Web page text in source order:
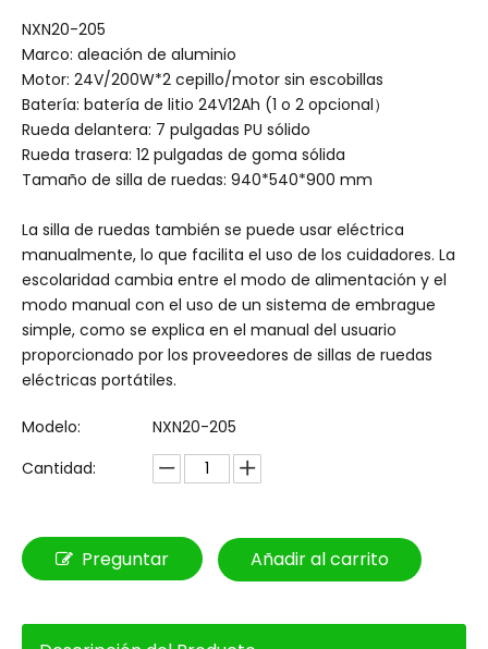
NXN20-205
Marco: aleación de aluminio
Motor: 24V/200W*2 cepillo/motor sin escobillas
Batería: batería de litio 24V12Ah (1 o 2 opcional）
Rueda delantera: 7 pulgadas PU sólido
Rueda trasera: 12 pulgadas de goma sólida
Tamaño de silla de ruedas: 940*540*900 mm
La silla de ruedas también se puede usar eléctrica
manualmente, lo que facilita el uso de los cuidadores. La
escolaridad cambia entre el modo de alimentación y el
modo manual con el uso de un sistema de embrague
simple, como se explica en el manual del usuario
proporcionado por los proveedores de sillas de ruedas
eléctricas portátiles.
Modelo:
NXN20-205
Cantidad:
Preguntar Añadir al carrito